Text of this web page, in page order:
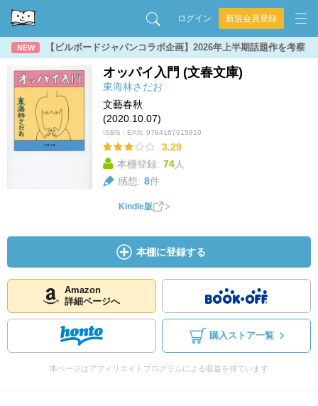
ログイン 新規会員登録
NEW 【ビルボードジャパンコラボ企画】2026年上半期話題作を考察
オッパイ入門 (文春文庫)
東海林さだお
文藝春秋
(2020.10.07)
ISBN・EAN: 9784167915810
3.29
本棚登録: 74人
感想: 8件
Kindle版
本棚に登録する
Amazon
詳細ページへ
購入ストア一覧
本ページはアフィリエイトプログラムによる収益を得ています